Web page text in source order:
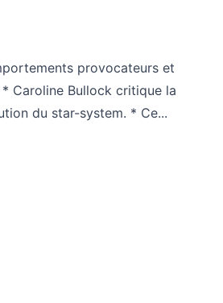
provocateurs et
Caroline Bullock critique la
du star-system. * Ce...